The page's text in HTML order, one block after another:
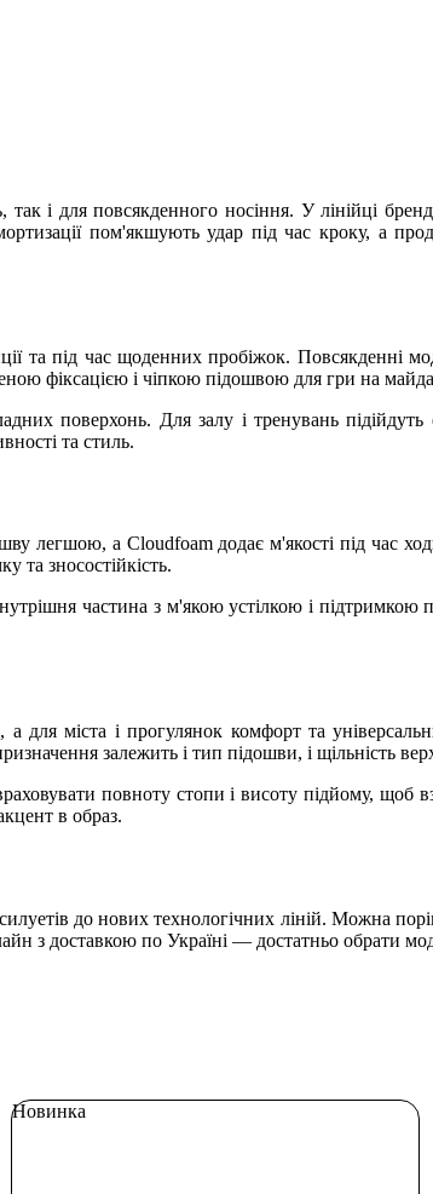
і для повсякденного носіння. У лінійці
пом'якшують удар під час кроку, а
та під час щоденних пробіжок. Повсякденні
фіксацією і чіпкою підошвою для гри на
поверхонь. Для залу і тренувань
та стиль.
легшою, а Cloudfoam додає м'якості під час
та зносостійкість.
частина з м'якою устілкою і підтримкою
для міста і прогулянок комфорт та
залежить і тип підошви, і щільність
повноту стопи і висоту підйому, щоб
в образ.
до нових технологічних ліній. Можна
з доставкою по Україні — достатньо обрати
Новинка